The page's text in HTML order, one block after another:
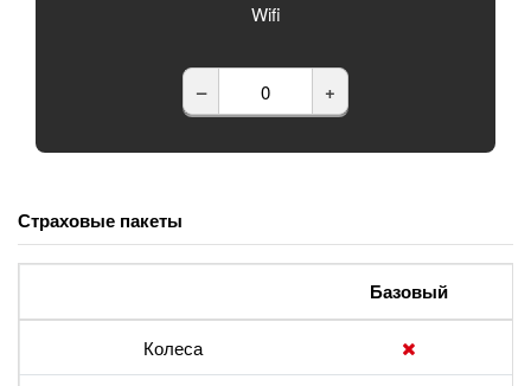
Wifi
– +
Страховые пакеты
Базовый
Колеса